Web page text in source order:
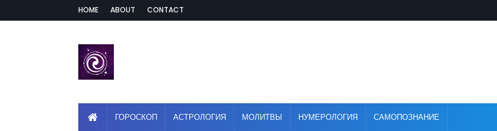
HOME ABOUT CONTACT
ГОРОСКОП АСТРОЛОГИЯ МОЛИТВЫ НУМЕРОЛОГИЯ САМОПОЗНАНИЕ